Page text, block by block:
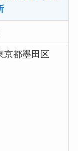
京都墨田区